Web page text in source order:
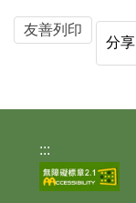
友善列印
分享
:::